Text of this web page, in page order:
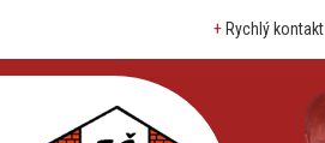
+ Rychlý kontakt